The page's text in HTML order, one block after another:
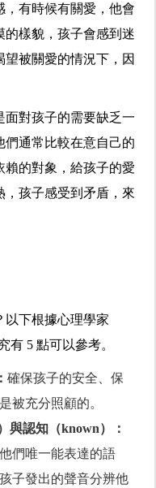
，有時候有關愛，他會
的樣貌，孩子會感到迷
被關愛的情況下，因
面對孩子的需要缺乏一
們通常比較在意自己的
賴的對象，給孩子的愛
，孩子感受到矛盾，來
以下根據心理學家
有 5 點可以參考。
確保孩子的安全、保
被充分照顧的。
與認知（known）：
們唯一能表達的語
子發出的聲音分辨他